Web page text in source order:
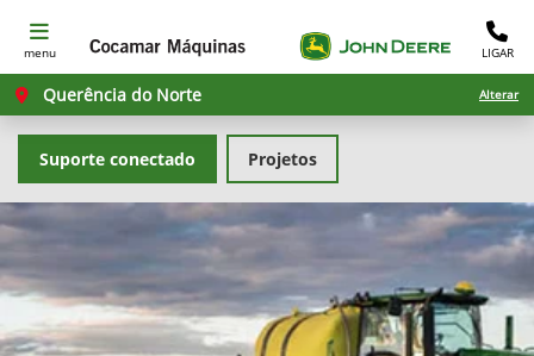
menu LIGAR
Querência do Norte Alterar
Suporte conectado Projetos